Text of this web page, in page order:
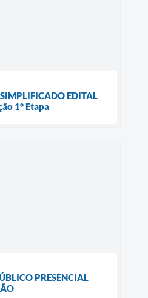
SIMPLIFICADO EDITAL
1° Etapa
PRESENCIAL